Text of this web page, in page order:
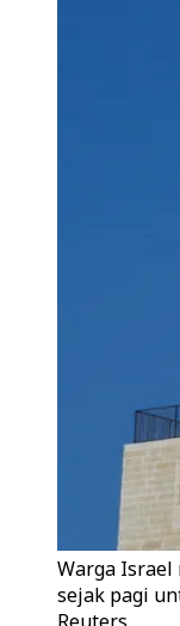
Warga Israel
sejak pagi